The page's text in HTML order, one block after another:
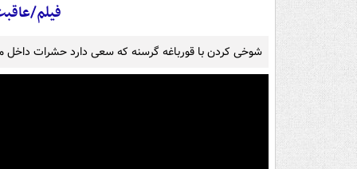
فیلم/
شوخی کردن با قورباغه گرسنه که سعی دارد حشرات داخل